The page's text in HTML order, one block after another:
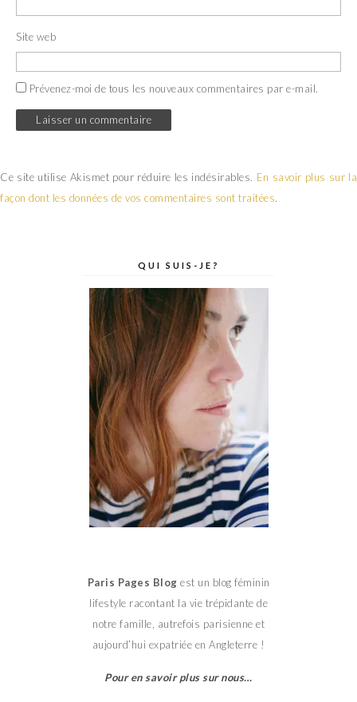
Site web
Prévenez-moi de tous les nouveaux commentaires par e-mail.
Ce site utilise Akismet pour réduire les indésirables. En savoir plus sur la
façon dont les données de vos commentaires sont traitées.
QUI SUIS-JE?
Paris Pages Blog est un blog féminin
lifestyle racontant la vie trépidante de
notre famille, autrefois parisienne et
aujourd’hui expatriée en Angleterre !
Pour en savoir plus sur nous…